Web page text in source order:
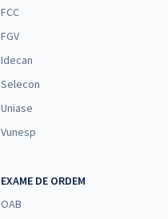
FCC
FGV
Idecan
Selecon
Uniase
Vunesp
EXAME DE ORDEM
OAB